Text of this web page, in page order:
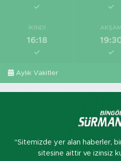
İKINDI
16:18
AKŞAM
Aylık Vakitler
"Sitemizde yer alan haberler,
sitesine aittir ve izinsiz